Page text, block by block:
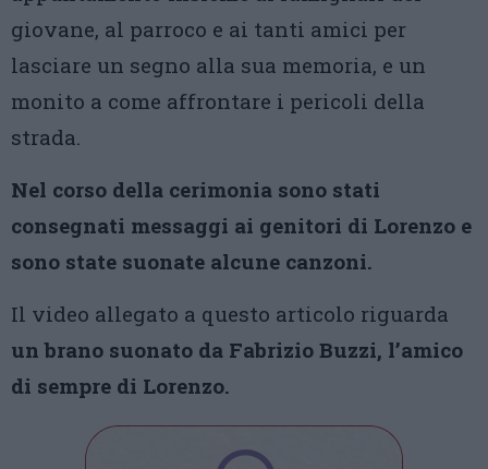
giovane, al parroco e ai tanti amici per
lasciare un segno alla sua memoria, e un
monito a come affrontare i pericoli della
strada.
Nel corso della cerimonia sono stati
consegnati messaggi ai genitori di Lorenzo e
sono state suonate alcune canzoni.
Il video allegato a questo articolo riguarda
un brano suonato da Fabrizio Buzzi, l’amico
di sempre di Lorenzo.